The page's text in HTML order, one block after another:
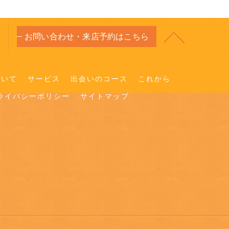
お問い合わせ・来店予約はこちら
て サービス 出会いのコース これから
イバシーポリシー サイトマップ